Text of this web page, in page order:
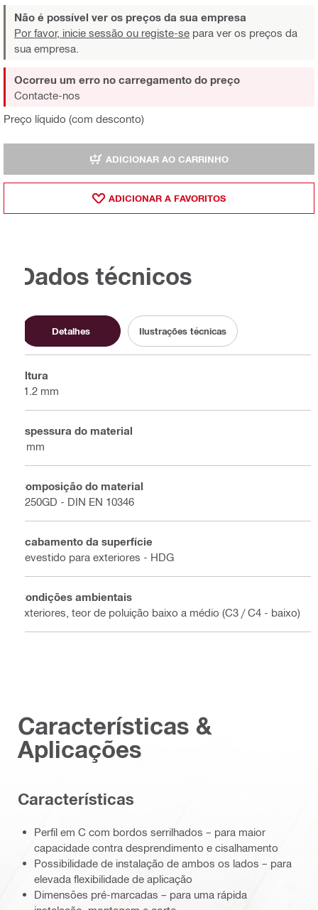
Não é possível ver os preços da sua empresa
Por favor, inicie sessão ou registe-se para ver os preços da
sua empresa.
Preço líquido (com desconto)
Ocorreu um erro no carregamento do preço
Contacte-nos
ADICIONAR AO CARRINHO
ADICIONAR A FAVORITOS
Dados técnicos
Detalhes Ilustrações técnicas
Altura
41.2 mm
Espessura do material
2 mm
Composição do material
S250GD - DIN EN 10346
Acabamento da superfície
Revestido para exteriores - HDG
Condições ambientais
Exteriores, teor de poluição baixo a médio (C3 / C4 - baixo)
Características &
Aplicações
Características
Perfil em C com bordos serrilhados – para maior
capacidade contra desprendimento e cisalhamento
Possibilidade de instalação de ambos os lados – para
elevada flexibilidade de aplicação
Dimensões pré-marcadas – para uma rápida